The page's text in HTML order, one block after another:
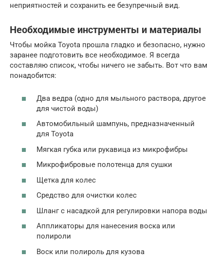
неприятностей и сохранить ее безупречный вид.
Необходимые инструменты и материалы
Чтобы мойка Toyota прошла гладко и безопасно, нужно
заранее подготовить все необходимое. Я всегда
составляю список, чтобы ничего не забыть. Вот что вам
понадобится:
Два ведра (одно для мыльного раствора, другое
для чистой воды)
Автомобильный шампунь, предназначенный
для Toyota
Мягкая губка или рукавица из микрофибры
Микрофибровые полотенца для сушки
Щетка для колес
Средство для очистки колес
Шланг с насадкой для регулировки напора воды
Аппликаторы для нанесения воска или
полироли
Воск или полироль для кузова